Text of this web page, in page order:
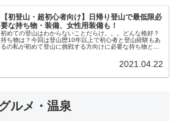
【初登山・超初心者向け】日帰り登山で最低限必
要な持ち物・装備、女性用装備も！
初めての登山はわからないことだらけ。。。どんな格好？
持ち物は？今回は登山歴10年以上で初心者と登山経験もあ
るの私が初めて登山に挑戦する方向けに必要な持ち物と装
2021.04.22
ルメ・温泉